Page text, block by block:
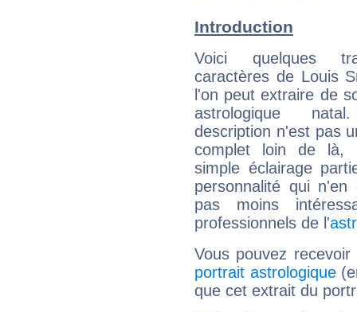
Introduction
Voici quelques
caractères de Louis
l'on peut extraire de
astrologique
description n'est pas
complet loin de là,
simple éclairage
personnalité qui n'en
pas moins
professionnels de l'
Vous pouvez
portrait astrologique
que cet extrait du